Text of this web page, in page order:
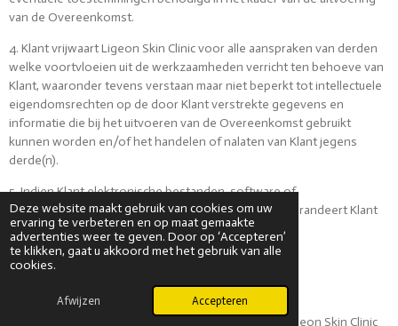
Deze website maakt gebruik van cookies om uw
ervaring te verbeteren en op maat gemaakte
advertenties weer te geven. Door op ‘Accepteren’
te klikken, gaat u akkoord met het gebruik van alle
cookies.
Afwijzen Accepteren
van de Overeenkomst.
4. Klant vrijwaart Ligeon Skin Clinic voor alle aanspraken van derden
welke voortvloeien uit de werkzaamheden verricht ten behoeve van
Klant, waaronder tevens verstaan maar niet beperkt tot intellectuele
eigendomsrechten op de door Klant verstrekte gegevens en
informatie die bij het uitvoeren van de Overeenkomst gebruikt
kunnen worden en/of het handelen of nalaten van Klant jegens
derde(n).
5. Indien Klant elektronische bestanden, software of
informatiedragers aan Ligeon Skin Clinic verstrekt, garandeert Klant
dat deze vrij zijn van virussen en defecten.
1. Indien Klant niet tevreden is over de service van Ligeon Skin Clinic